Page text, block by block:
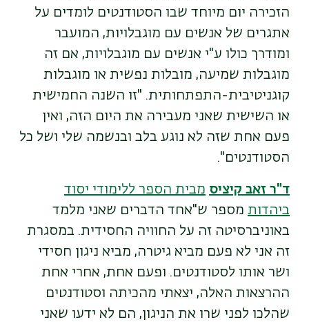
הזכירה יום מיוחד שבו הסטודנטים לומדים על
אתגרים של אנשים עם מוגבלויות, המועבר
ומודרך כולו ע"י אנשים עם מוגבלויות, אם זה
מוגבלות שמיעה, מובלות נפשית או מוגבלות
קוגניטיבית-התפתחותית. "זו השנה החמישית
או השישית שאני מעבירה את היום הזה, ואין
פעם אחת שזה לא נוגע בלב ובנשמה שלי ושל כל
הסטודנטים".
ד"ר זאב קיציס מבית הספר ללימודי יסוד
ביהדות מספר ש"אחד הדברים שאני מלמד
באוניברסיטה זה על החוויה החסידית. במסגרת
זה אני לא פעם מביא גיטרה, מביא ניגון חסידי
ושר אותו לסטודנטים. ופעם אחת, אחרי אחת
ההרצאות האלה, יצאתי מהכיתה וסטודנטים
שהלכו לפני שרו את הניגון, הם לא ידעו שאני